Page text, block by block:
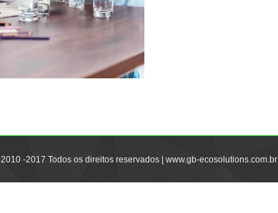
2010 -2017 Todos os direitos reservados | www.gb-ecosolutions.com.br